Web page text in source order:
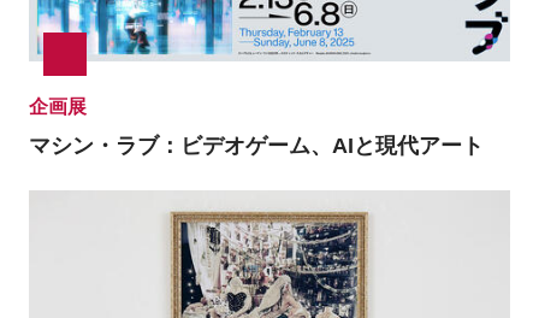
企画展
マシン・ラブ：ビデオゲーム、AIと現代アート